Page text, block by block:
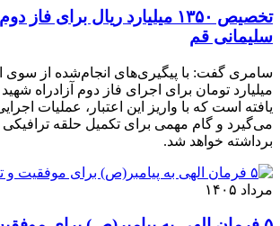
تخصیص ۱۳۵۰ میلیارد ریال برای
سلیمانی قم
میلیارد تومان برای اجرای فاز دوم آزادراه
یافته است که با واریز این اعتبار، عملیات
می‌گیرد و گام مهمی برای تکمیل حلقه
برداشته خواهد شد.
مرداد ۱۴۰۵